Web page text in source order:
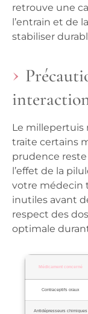
retrouve une
l’entrain et de
stabiliser
Le millepertuis
traite certains
prudence
l’effet de la
votre médecin
inutiles avant
respect des
optimale
Médicament concerné
Contraceptifs oraux
Antidépresseurs chimiques